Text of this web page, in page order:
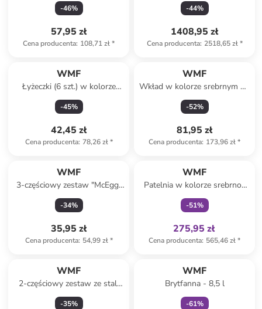
-46%
57,95 zł
Cena producenta: 108,71 zł*
-44%
1408,95 zł
Cena producenta: 2518,65 zł*
WMF
Łyżeczki (6 szt.) w kolorze
srebrnym - dł. 11 cm
-45%
42,45 zł
Cena producenta: 78,26 zł*
WMF
Wkład w kolorze srebrnym do
gotowania na parze do
szybkowaru - Ø 22 cm
-52%
81,95 zł
Cena producenta: 173,96 zł*
WMF
3-częściowy zestaw "McEgg"
w kolorze różowym na jajko
-34%
35,95 zł
Cena producenta: 54,99 zł*
WMF
Patelnia w kolorze srebrno-
czarnym - Ø 32 cm
-51%
275,95 zł
Cena producenta: 565,46 zł*
WMF
2-częściowy zestaw ze stali
szlachetnej - 4,5 l
-35%
WMF
Brytfanna - 8,5 l
-61%